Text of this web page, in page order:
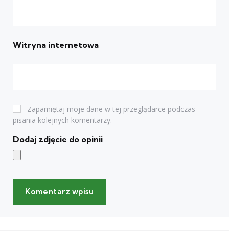
Witryna internetowa
Zapamiętaj moje dane w tej przeglądarce podczas
pisania kolejnych komentarzy.
Dodaj zdjęcie do opinii